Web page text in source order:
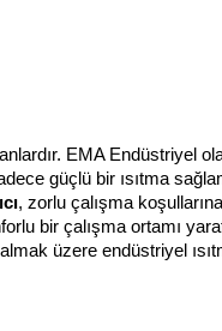
EMA Endüstriyel
güçlü bir ısıtma
, zorlu çalışma
bir çalışma ortamı
üzere endüstriyel